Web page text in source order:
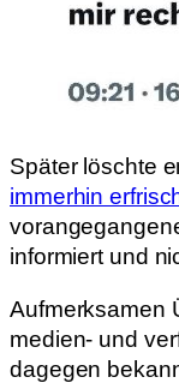
Später löschte
immerhin
informiert und
Aufmerksamen
medien- und
dagegen